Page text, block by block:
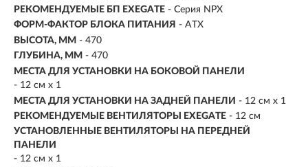
РЕКОМЕНДУЕМЫЕ БП EXEGATE - Серия NPX
ФОРМ-ФАКТОР БЛОКА ПИТАНИЯ - ATX
ВЫСОТА, ММ - 470
ГЛУБИНА, ММ - 470
МЕСТА ДЛЯ УСТАНОВКИ НА БОКОВОЙ ПАНЕЛИ
- 12 см x 1
МЕСТА ДЛЯ УСТАНОВКИ НА ЗАДНЕЙ ПАНЕЛИ - 12 см x 1
РЕКОМЕНДУЕМЫЕ ВЕНТИЛЯТОРЫ EXEGATE - 12 см
УСТАНОВЛЕННЫЕ ВЕНТИЛЯТОРЫ НА ПЕРЕДНЕЙ
ПАНЕЛИ
- 12 см x 1